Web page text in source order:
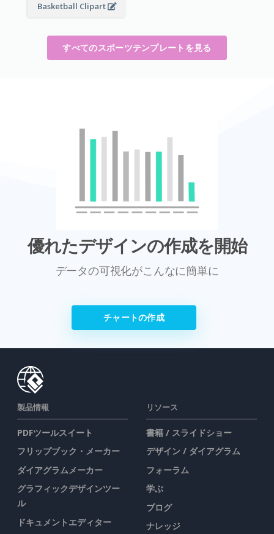
Basketball Clipart
すべてのスポーツテンプレートを見る
優れたデザインの作成を開始
データの可視化がこんなに簡単に
チャートの作成
製品情報
PDFツールスイート
フリップブック・メーカー
ダイアグラムメーカー
グラフィックデザインツー
ル
ドキュメントエディター
リソース
書籍 / スライドショー
デザイン / ダイアグラム
フォーラム
学ぶ
ブログ
ナレッジ